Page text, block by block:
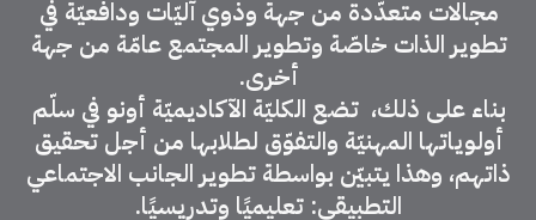
مجالات متعدّدة من جهة وذوي آليّات ودافعيّة في
تطوير الذات خاصّة وتطوير المجتمع عامّة من جهة
أخرى.
بناء على ذلك، تضع الكليّة الآكاديميّة أونو في سلّم
أولوياتها المهنيّة والتفوّق لطلابها من أجل تحقيق
ذاتهم، وهذا يتبيّن بواسطة تطوير الجانب الاجتماعي
التطبيقي: تعليميًا وتدريسيًا.